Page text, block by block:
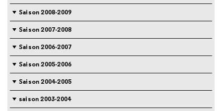
Saison 2008-2009
Saison 2007-2008
Saison 2006-2007
Saison 2005-2006
Saison 2004-2005
saison 2003-2004